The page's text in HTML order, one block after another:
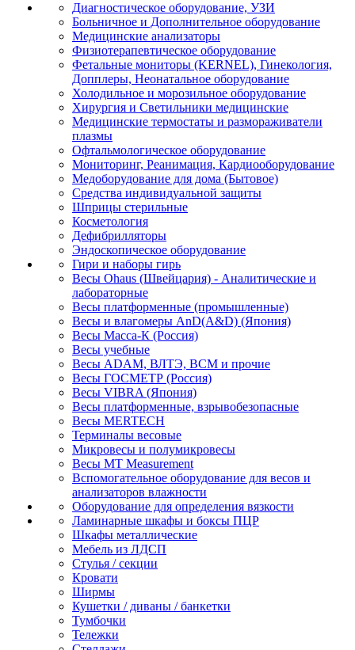
Диагностическое оборудование, УЗИ
Больничное и Дополнительное оборудование
Медицинские анализаторы
Физиотерапевтическое оборудование
Фетальные мониторы (KERNEL), Гинекология,
Допплеры, Неонатальное оборудование
Холодильное и морозильное оборудование
Хирургия и Светильники медицинские
Медицинские термостаты и размораживатели
плазмы
Офтальмологическое оборудование
Мониторинг, Реанимация, Кардиооборудование
Медоборудование для дома (Бытовое)
Средства индивидуальной защиты
Шприцы стерильные
Косметология
Дефибрилляторы
Эндоскопическое оборудование
Гири и наборы гирь
Весы Ohaus (Швейцария) - Аналитические и
лабораторные
Весы платформенные (промышленные)
Весы и влагомеры AnD(A&D) (Япония)
Весы Масса-К (Россия)
Весы учебные
Весы ADAM, ВЛТЭ, BCM и прочие
Весы ГОСМЕТР (Россия)
Весы VIBRA (Япония)
Весы платформенные, взрывобезопасные
Весы MERTECH
Терминалы весовые
Микровесы и полумикровесы
Весы MT Measurement
Вспомогательное оборудование для весов и
анализаторов влажности
Оборудование для определения вязкости
Ламинарные шкафы и боксы ПЦР
Шкафы металлические
Мебель из ЛДСП
Стулья / секции
Кровати
Ширмы
Кушетки / диваны / банкетки
Тумбочки
Тележки